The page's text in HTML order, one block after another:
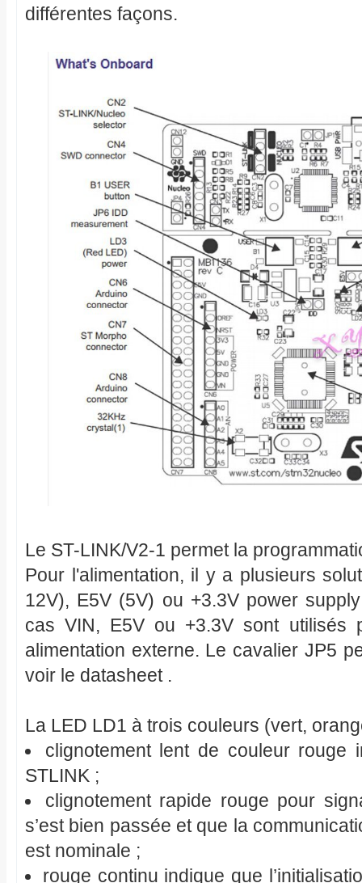
différentes façons.
Le ST-LINK/V2-1 permet la
Pour l'alimentation, il y a plusieurs
12V), E5V (5V) ou +3.3V power
cas VIN, E5V ou +3.3V sont utilisés
alimentation externe. Le cavalier JP5
voir le datasheet .
La LED LD1 à trois couleurs (vert,
clignotement lent de couleur rouge
STLINK ;
clignotement rapide rouge pour
s’est bien passée et que la
est nominale ;
rouge continu indique que